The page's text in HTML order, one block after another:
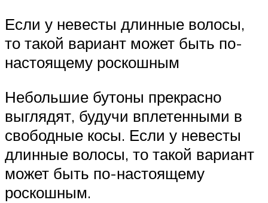
Если у невесты длинные волосы,
то такой вариант может быть по-
настоящему роскошным
Небольшие бутоны прекрасно
выглядят, будучи вплетенными в
свободные косы. Если у невесты
длинные волосы, то такой вариант
может быть по-настоящему
роскошным.